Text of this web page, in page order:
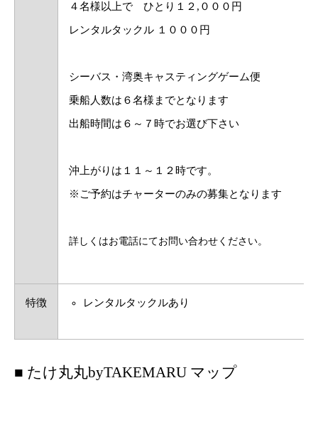
４名様以上で ひとり１２,０００円
レンタルタックル １０００ 円
シーバス・湾奥キャスティングゲーム便
乗船人数は６名様までとなります
出船時間は６～７時でお選び下さい
​沖上がりは１１～１２時です。
※ご予約はチャーターのみの募集となります
詳しくはお電話にてお問い合わせください。
特徴 レンタルタックルあり
■ たけ丸丸byTAKEMARU マップ